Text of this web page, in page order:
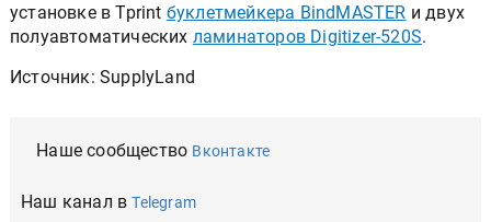
установке в Tprint буклетмейкера BindMASTER и двух
полуавтоматических ламинаторов Digitizer-520S.
Источник: SupplyLand
Наше сообщество Вконтакте
Наш канал вTelegram